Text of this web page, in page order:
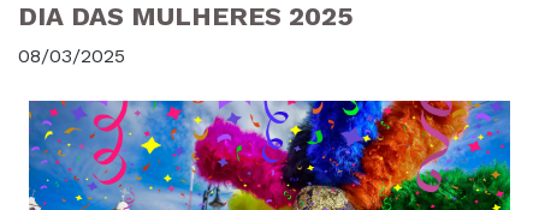
DIA DAS MULHERES 2025
08/03/2025